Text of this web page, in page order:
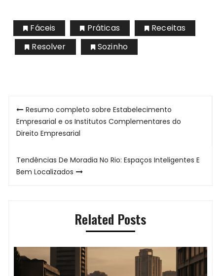
Fáceis Práticas
Receitas
Resolver
Sozinho
Navegação
de
Resumo completo sobre Estabelecimento
Empresarial e os Institutos Complementares do
Direito Empresarial
Tendências De Moradia No Rio: Espaços Inteligentes E
Bem Localizados
Related Posts